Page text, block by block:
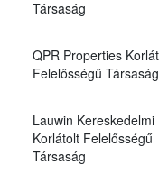
Társaság
QPR Properties
Felelősségű Társaság
Lauwin Kereskedelmi
Korlátolt Felelősségű
Társaság